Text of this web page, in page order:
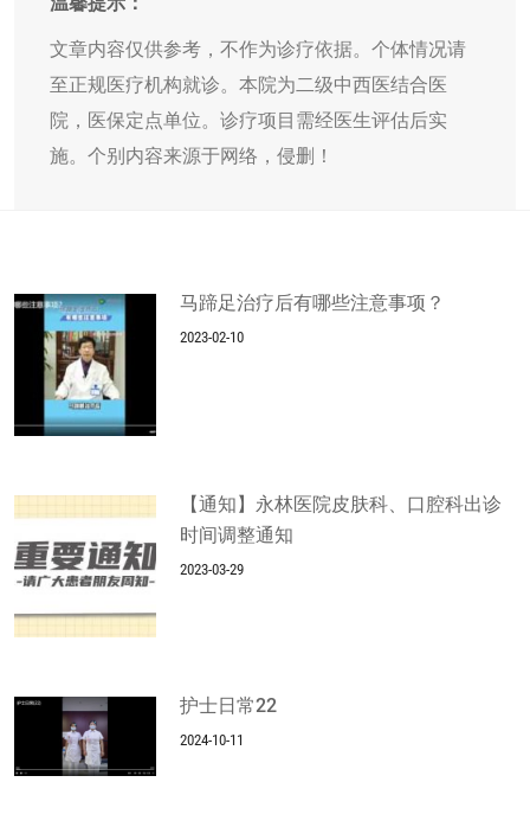
文章内容仅供参考，不作为诊疗依据。个体情况请
至正规医疗机构就诊。本院为二级中西医结合医
院，医保定点单位。诊疗项目需经医生评估后实
施。个别内容来源于网络，侵删！
马蹄足治疗后有哪些注意事项？
2023-02-10
【通知】永林医院皮肤科、口腔科出诊
时间调整通知
2023-03-29
护士日常22
2024-10-11